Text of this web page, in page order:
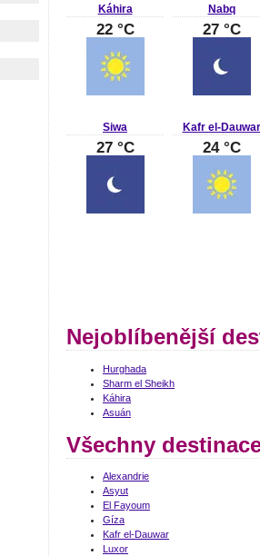
Káhira
22 °C
Nabq
27 °C
Siwa
27 °C
Kafr el-Dauwar
24 °C
Nejoblíbenější
Hurghada
Sharm el Sheikh
Káhira
Asuán
Všechny
Alexandrie
Asyut
El Fayoum
Gíza
Kafr el-Dauwar
Luxor